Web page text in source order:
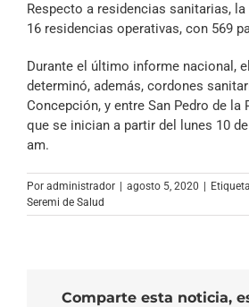
Respecto a residencias sanitarias,
16 residencias operativas, con 569
Durante el último informe nacional,
determinó, además, cordones
Concepción, y entre San Pedro de la
que se inician a partir del lunes 10
am.
Por administrador agosto 5, 2020
Seremi de Salud
Comparte esta noticia,